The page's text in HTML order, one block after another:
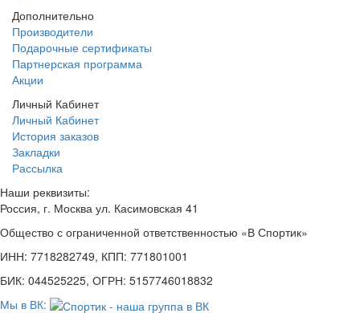
Дополнительно
Производители
Подарочные сертификаты
Партнерская программа
Акции
Личный Кабинет
Личный Кабинет
История заказов
Закладки
Рассылка
Наши реквизиты:
Россия, г. Москва ул. Касимовская 41
Общество с ограниченной ответственностью «В Спортик»
ИНН: 7718282749, КПП: 771801001
БИК: 044525225, ОГРН: 5157746018832
Мы в ВК: